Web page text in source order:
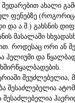
შედარებით ახალი
ფენებზე
ა.შ.) გახსნის
მასალაში
როდესაც ორი ან
ჰელიუმი და
შესაძლებელია